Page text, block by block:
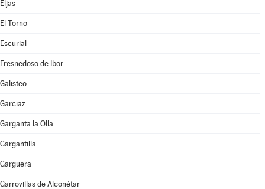
Eljas
El Torno
Escurial
Fresnedoso de Ibor
Galisteo
Garciaz
Garganta la Olla
Gargantilla
Gargüera
Garrovillas de Alconétar